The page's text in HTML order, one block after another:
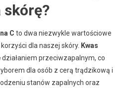
skórę?
C to dwa niezwykle wartościowe
dla naszej skóry. Kwas
przeciwzapalnym, co
dla osób z cerą trądzikową i
stanów zapalnych oraz